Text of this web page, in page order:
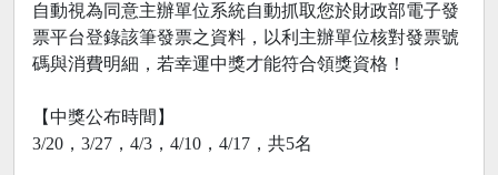
自動視為同意主辦單位系統自動抓取您於財政部電子發
票平台登錄該筆發票之資料，以利主辦單位核對發票號
碼與消費明細，若幸運中獎才能符合領獎資格！
【中獎公布時間】
3/20，3/27，4/3，4/10，4/17，共5名